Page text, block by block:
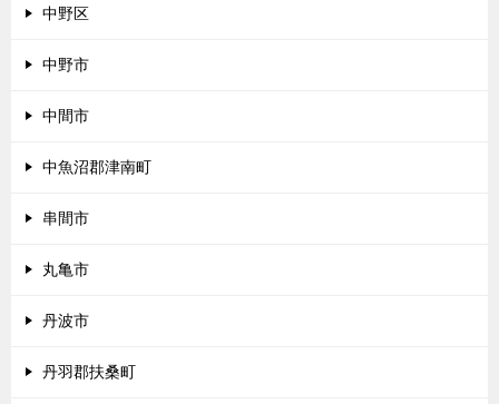
中野区
中野市
中間市
中魚沼郡津南町
串間市
丸亀市
丹波市
丹羽郡扶桑町